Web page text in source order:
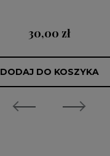
30,00 zł
DODAJ DO KOSZYKA